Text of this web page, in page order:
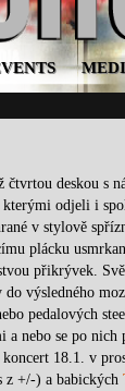
deskou s
odjeli i
v stylově
plácku
přikrývek.
výsledného
pedalových
nebo se po
18.1. v
z +/-) a babických